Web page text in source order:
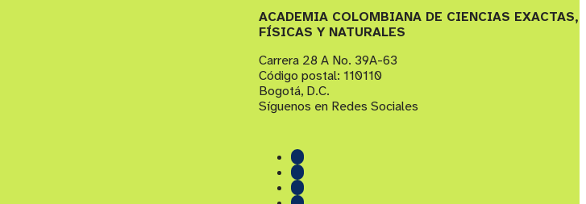
ACADEMIA COLOMBIANA DE CIENCIAS EXACTAS,
FÍSICAS Y NATURALES
Carrera 28 A No. 39A-63
Código postal: 110110
Bogotá, D.C.
Síguenos en Redes Sociales